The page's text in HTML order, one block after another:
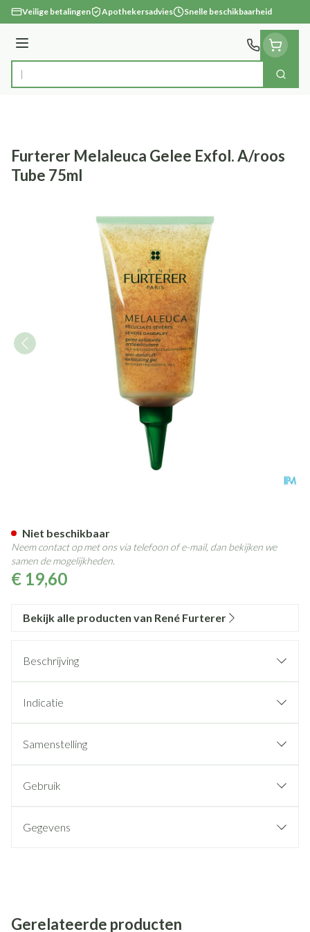
Ga naar de inhoud
Veilige betalingen Apothekersadvies Snelle beschikbaarheid
Menu
Product, merk, categorie... Zoek
Furterer Melaleuca Gelee Exfol. A/roos
Tube 75ml
€ 19,60
Niet beschikbaar
Neem contact op met ons via telefoon of e-mail, dan bekijken we
samen de mogelijkheden.
Bekijk alle producten van René Furterer
Beschrijving
Indicatie
Samenstelling
Gebruik
Gegevens
Gerelateerde producten